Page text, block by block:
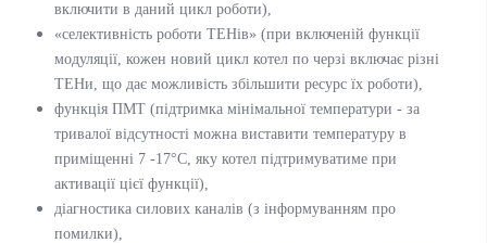
включити в даний цикл роботи),
«селективність роботи ТЕНів» (при включеній функції
модуляції, кожен новий цикл котел по черзі включає різні
ТЕНи, що дає можливість збільшити ресурс їх роботи),
функція ПМТ (підтримка мінімальної температури - за
тривалої відсутності можна виставити температуру в
приміщенні 7 -17°С, яку котел підтримуватиме при
активації цієї функції),
діагностика силових каналів (з інформуванням про
помилки),